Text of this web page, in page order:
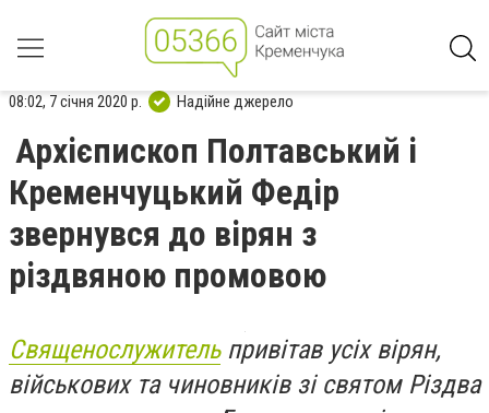
08:02, 7 січня 2020 р. Надійне джерело
Архієпископ Полтавський і
Кременчуцький Федір
звернувся до вірян з
різдвяною промовою
Священослужительпривітав усіх вірян,
військових та чиновників зі святом Різдва